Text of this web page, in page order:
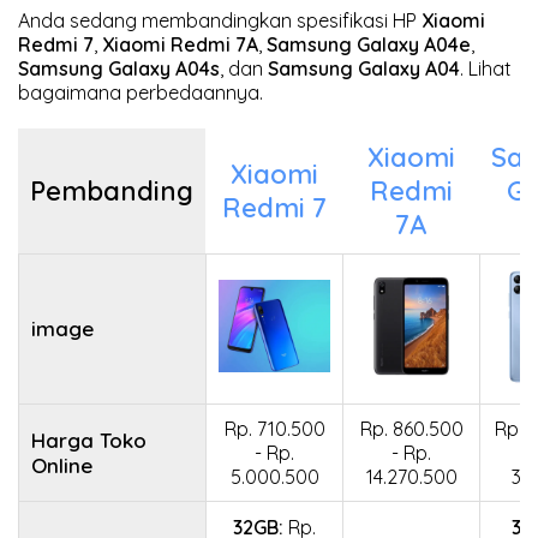
Anda sedang membandingkan spesifikasi HP Xiaomi
Redmi 7, Xiaomi Redmi 7A, Samsung Galaxy A04e,
Samsung Galaxy A04s, dan Samsung Galaxy A04. Lihat
bagaimana perbedaannya.
Pembanding
Xiaomi
Redmi 7
Xiaomi
Redmi
7A
image
Harga Toko
Online
Rp. 710.500
- Rp.
5.000.500
Rp. 860.500
- Rp.
14.270.500
Rp.
32GB: Rp.